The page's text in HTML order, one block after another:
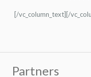
[/vc_column_text][/